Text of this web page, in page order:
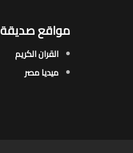
مواقع صديقة
القران الكريم
ميديا مصر